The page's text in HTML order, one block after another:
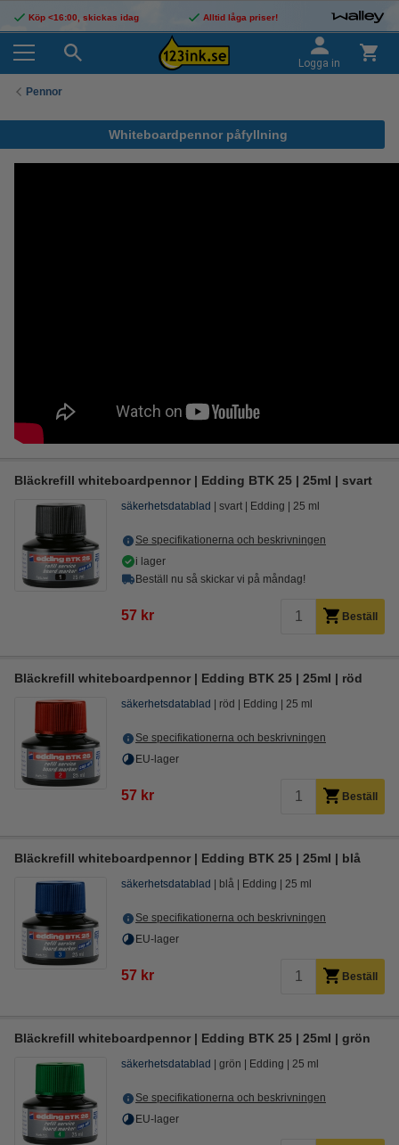
Köp <16:00, skickas idag Alltid låga priser!
Logga in
Pennor
Whiteboardpennor påfyllning
Bläckrefill whiteboardpennor | Edding BTK 25 | 25ml | svart
säkerhetsdatablad svart Edding 25 ml
Se specifikationerna och beskrivningen
i lager
Beställ nu så skickar vi på måndag!
57 kr Beställ
Bläckrefill whiteboardpennor | Edding BTK 25 | 25ml | röd
säkerhetsdatablad röd Edding 25 ml
Se specifikationerna och beskrivningen
EU-lager
57 kr Beställ
Bläckrefill whiteboardpennor | Edding BTK 25 | 25ml | blå
säkerhetsdatablad blå Edding 25 ml
Se specifikationerna och beskrivningen
EU-lager
57 kr Beställ
Bläckrefill whiteboardpennor | Edding BTK 25 | 25ml | grön
säkerhetsdatablad grön Edding 25 ml
Se specifikationerna och beskrivningen
EU-lager